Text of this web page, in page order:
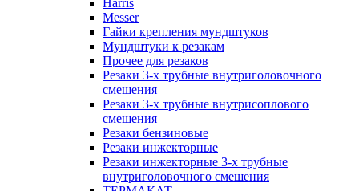
Harris
Messer
Гайки крепления мундштуков
Мундштуки к резакам
Прочее для резаков
Резаки 3-х трубные внутриголовочного
смешения
Резаки 3-х трубные внутрисоплового
смешения
Резаки бензиновые
Резаки инжекторные
Резаки инжекторные 3-х трубные
внутриголовочного смешения